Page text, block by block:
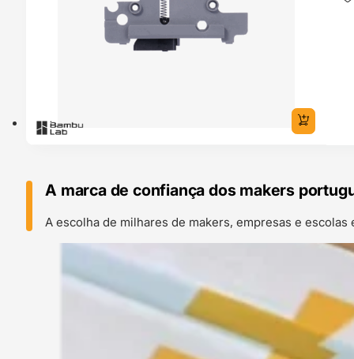
A marca de confiança dos makers
A escolha de milhares de makers, empresas e escolas